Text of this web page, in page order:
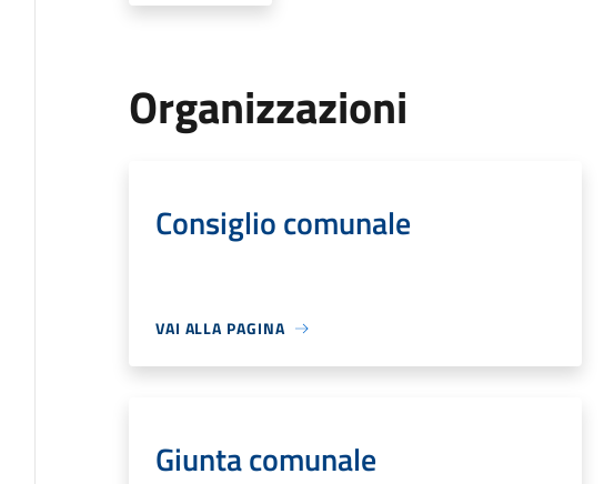
Organizzazioni
Consiglio comunale
VAI ALLA PAGINA
Giunta comunale